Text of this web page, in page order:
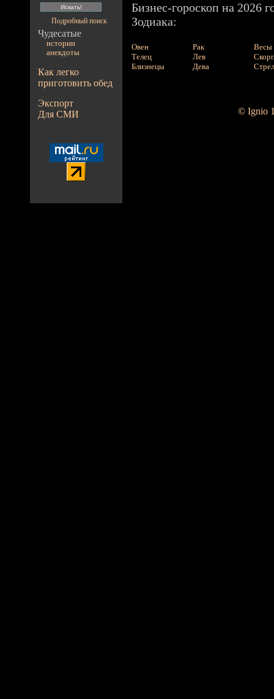
Подробный поиск
Чудесатые
истории
анекдоты
Как легко
приготовить обед
Экспорт
Для СМИ
Бизнес-гороскоп на 2026
Зодиака:
Овен
Телец
Близнецы
Рак
Лев
Дева
Весы
© Ignio